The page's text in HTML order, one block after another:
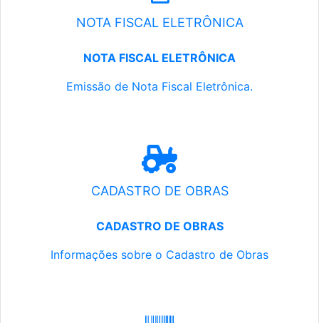
NOTA FISCAL ELETRÔNICA
NOTA FISCAL ELETRÔNICA
Emissão de Nota Fiscal Eletrônica.
CADASTRO DE OBRAS
CADASTRO DE OBRAS
Informações sobre o Cadastro de Obras